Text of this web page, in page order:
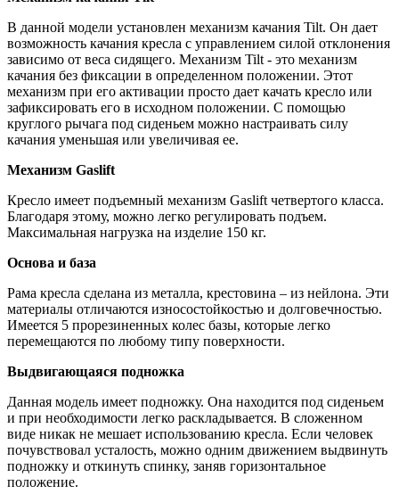
В данной модели установлен механизм качания Tilt. Он дает
возможность качания кресла с управлением силой отклонения
зависимо от веса сидящего. Механизм Tilt - это механизм
качания без фиксации в определенном положении. Этот
механизм при его активации просто дает качать кресло или
зафиксировать его в исходном положении. С помощью
круглого рычага под сиденьем можно настраивать силу
качания уменьшая или увеличивая ее.
Механизм Gaslift
Кресло имеет подъемный механизм Gaslift четвертого класса.
Благодаря этому, можно легко регулировать подъем.
Максимальная нагрузка на изделие 150 кг.
Основа и база
Рама кресла сделана из металла, крестовина – из нейлона. Эти
материалы отличаются износостойкостью и долговечностью.
Имеется 5 прорезиненных колес базы, которые легко
перемещаются по любому типу поверхности.
Выдвигающаяся подножка
Данная модель имеет подножку. Она находится под сиденьем
и при необходимости легко раскладывается. В сложенном
виде никак не мешает использованию кресла. Если человек
почувствовал усталость, можно одним движением выдвинуть
подножку и откинуть спинку, заняв горизонтальное
положение.